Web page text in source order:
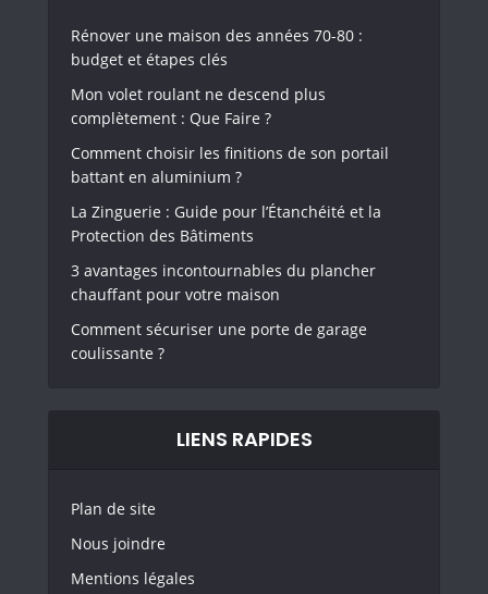
Rénover une maison des années 70-80 :
budget et étapes clés
Mon volet roulant ne descend plus
complètement : Que Faire ?
Comment choisir les finitions de son portail
battant en aluminium ?
La Zinguerie : Guide pour l’Étanchéité et la
Protection des Bâtiments
3 avantages incontournables du plancher
chauffant pour votre maison
Comment sécuriser une porte de garage
coulissante ?
LIENS RAPIDES
Plan de site
Nous joindre
Mentions légales